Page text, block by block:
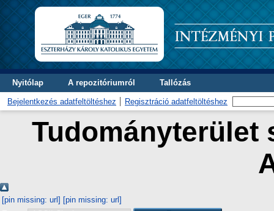
Nyitólap A repozitóriumról Tallózás
Bejelentkezés adatfeltöltéshez Regisztráció adatfeltöltéshez
Tudományterület
[pin missing: url] [pin missing: url]